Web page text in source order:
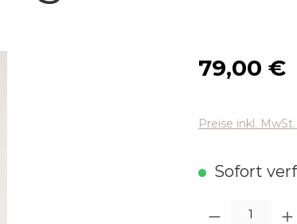
Regulärer
79,00 €
Preise inkl.
Sofort
Produkt